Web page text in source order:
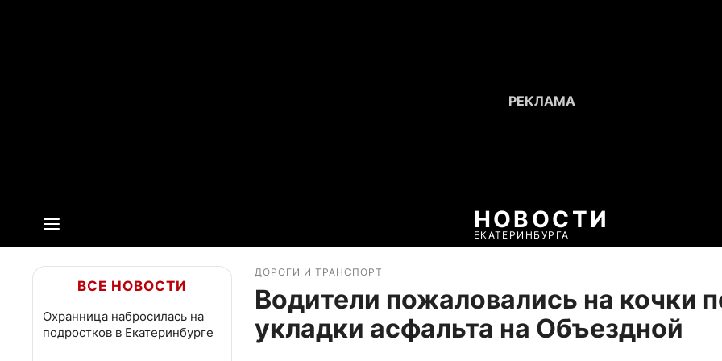
НОВОСТИ
ЕКАТЕРИНБУРГА
ВСЕ НОВОСТИ
Охранница набросилась на
подростков в Екатеринбурге
ДОРОГИ И ТРАНСПОРТ
Водители пожаловались на кочки
укладки асфальта на Объездной